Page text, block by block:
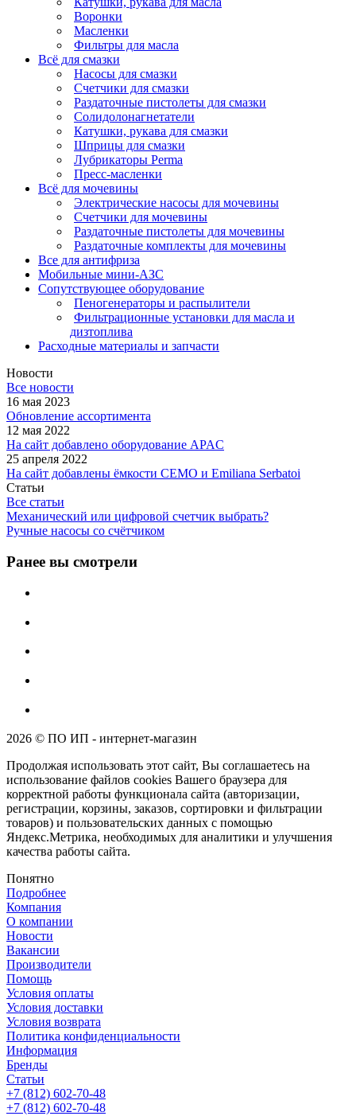
Воронки
Масленки
Фильтры для масла
Всё для смазки
Насосы для смазки
Счетчики для смазки
Раздаточные пистолеты для смазки
Солидолонагнетатели
Катушки, рукава для смазки
Шприцы для смазки
Лубрикаторы Perma
Пресс-масленки
Всё для мочевины
Электрические насосы для мочевины
Счетчики для мочевины
Раздаточные пистолеты для мочевины
Раздаточные комплекты для мочевины
Все для антифриза
Мобильные мини-АЗС
Сопутствующее оборудование
Пеногенераторы и распылители
Фильтрационные установки для масла и
дизтоплива
Расходные материалы и запчасти
Новости
Все новости
16 мая 2023
Обновление ассортимента
12 мая 2022
На сайт добавлено оборудование APAC
25 апреля 2022
На сайт добавлены ёмкости CEMO и Emiliana Serbatoi
Статьи
Все статьи
Механический или цифровой счетчик выбрать?
Ручные насосы со счётчиком
Ранее вы смотрели
2026 © ПО ИП - интернет-магазин
Продолжая использовать этот сайт, Вы соглашаетесь на
использование файлов cookies Вашего браузера для
корректной работы функционала сайта (авторизации,
регистрации, корзины, заказов, сортировки и фильтрации
товаров) и пользовательских данных с помощью
Яндекс.Метрика, необходимых для аналитики и улучшения
качества работы сайта.
Понятно
Подробнее
Компания
О компании
Новости
Вакансии
Производители
Помощь
Условия оплаты
Условия доставки
Условия возврата
Политика конфиденциальности
Информация
Бренды
Статьи
+7 (812) 602-70-48
+7 (812) 602-70-48